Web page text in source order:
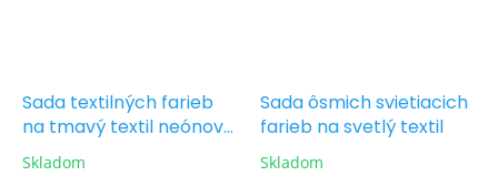
Sada textilných farieb
na tmavý textil neónové
odtiene 7 x 25 g
Skladom
Sada ôsmich svietiacich
farieb na svetlý textil
Skladom